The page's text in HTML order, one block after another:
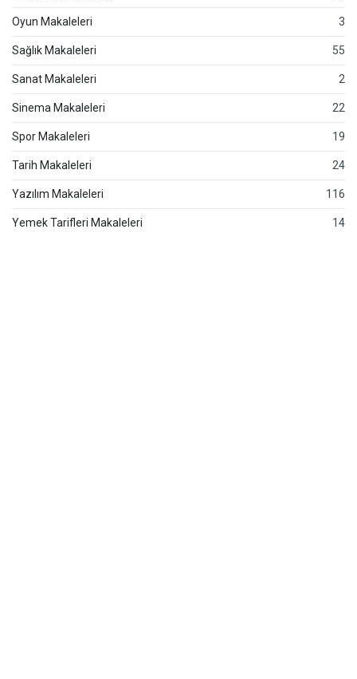
Oyun Makaleleri 3
Sağlık Makaleleri 55
Sanat Makaleleri 2
Sinema Makaleleri 22
Spor Makaleleri 19
Tarih Makaleleri 24
Yazılım Makaleleri 116
Yemek Tarifleri Makaleleri 14